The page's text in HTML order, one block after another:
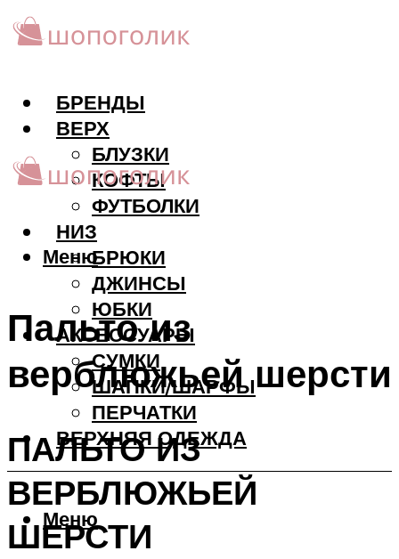
БРЕНДЫ
ВЕРХ
БЛУЗКИ
КОФТЫ
ФУТБОЛКИ
НИЗ
БРЮКИ
ДЖИНСЫ
ЮБКИ
АКCЕССУАРЫ
СУМКИ
ШАПКИ/ШАРФЫ
ПЕРЧАТКИ
ВЕРХНЯЯ ОДЕЖДА
Меню
Меню
Пальто из
верблюжьей шерсти
ПАЛЬТО ИЗ
ВЕРБЛЮЖЬЕЙ
ШЕРСТИ